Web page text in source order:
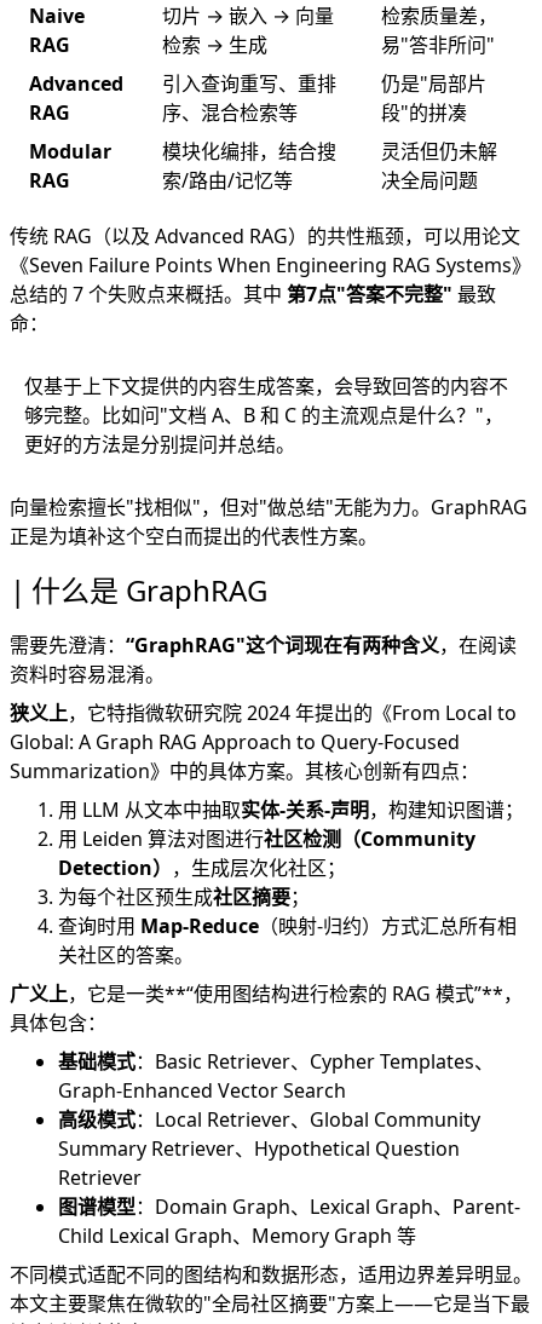
Naive
RAG
切片 → 嵌入 → 向量
检索 → 生成
检索质量差，
易"答非所问"
Advanced
RAG
引入查询重写、重排
序、混合检索等
仍是"局部片
段"的拼凑
Modular
RAG
模块化编排，结合搜
索/路由/记忆等
灵活但仍未解
决全局问题
传统 RAG（以及 Advanced RAG）的共性瓶颈，可以用论文
《Seven Failure Points When Engineering RAG Systems》
总结的 7 个失败点来概括。其中 第7点"答案不完整" 最致
命：
仅基于上下文提供的内容生成答案，会导致回答的内容不
够完整。比如问"文档 A、B 和 C 的主流观点是什么？"，
更好的方法是分别提问并总结。
向量检索擅长"找相似"，但对"做总结"无能为力。GraphRAG
正是为填补这个空白而提出的代表性方案。
什么是 GraphRAG
需要先澄清： “GraphRAG"这个词现在有两种含义，在阅读
资料时容易混淆。
狭义上，它特指微软研究院 2024 年提出的《From Local to
Global: A Graph RAG Approach to Query-Focused
Summarization》中的具体方案。其核心创新有四点：
用 LLM 从文本中抽取实体-关系-声明，构建知识图谱；
用 Leiden 算法对图进行社区检测（Community
Detection） ，生成层次化社区；
为每个社区预生成社区摘要；
查询时用 Map-Reduce （映射-归约）方式汇总所有相
关社区的答案。
广义上，它是一类**“使用图结构进行检索的 RAG 模式”**，
具体包含：
基础模式：Basic Retriever、Cypher Templates、
Graph-Enhanced Vector Search
高级模式：Local Retriever、Global Community
Summary Retriever、Hypothetical Question
Retriever
图谱模型：Domain Graph、Lexical Graph、Parent-
Child Lexical Graph、Memory Graph 等
不同模式适配不同的图结构和数据形态，适用边界差异明显。
本文主要聚焦在微软的"全局社区摘要"方案上——它是当下最